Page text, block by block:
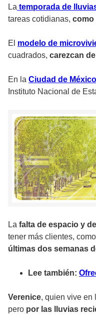
La temporada de
tareas cotidianas, como
El modelo de
cuadrados, carezcan
En la Ciudad de México
Instituto Nacional de
La falta de espacio y
tener más clientes,
últimas dos semanas
Lee también:
Verenice, quien vive en
pero por las lluvias